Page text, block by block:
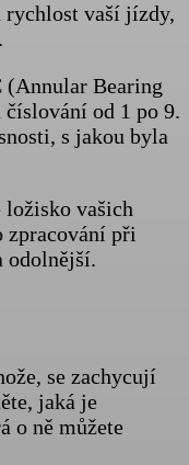
vaší jízdy,
(Annular Bearing
od 1 po 9.
s jakou byla
ložisko vašich
zpracování při
odolnější.
se zachycují
jaká je
o ně můžete